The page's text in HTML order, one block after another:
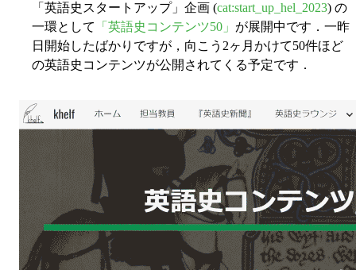
「英語史スタートアップ」企画 (cat:start_up_hel_2023) の
一環として
「英語史コンテンツ50」 が展開中です．一昨
日開始したばかりですが，向こう2ヶ月かけて50件ほど
の英語史コンテンツが公開されてくる予定です．